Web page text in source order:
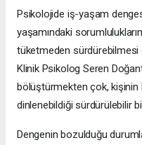
Psikolojide iş-yaşam
yaşamındaki
tüketmeden sürdürebilmesi
Klinik Psikolog Seren
bölüştürmekten çok, kişinin
dinlenebildiği sürdürülebilir
Dengenin bozulduğu